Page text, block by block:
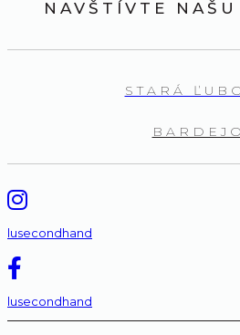
NAVŠTÍVTE
STARÁ
lusecondhand
lusecondhand